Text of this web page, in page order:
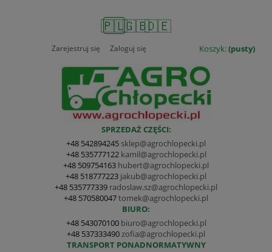
🇵🇱🇬🇧🇩🇪
Koszyk:(pusty)
Zarejestruj się Zaloguj się
SPRZEDAŻ CZĘŚCI:
+48 542894245 sklep@agrochlopecki.pl
+48 535777122 kamil@agrochlopecki.pl
+48 509754163 hubert@agrochlopecki.pl
+48 518777223 jakub@agrochlopecki.pl
+48 535777339 radoslaw.sz@agrochlopecki.pl
+48 570580047tomek@agrochlopecki.pl
BIURO:
+48 543070100 biuro@agrochlopecki.pl
+48 537333490 zofia@agrochlopecki.pl
TRANSPORT PONADNORMATYWNY